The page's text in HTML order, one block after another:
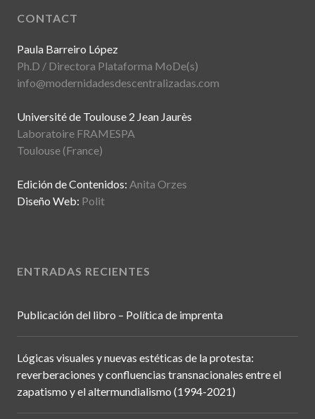
CONTACT
Paula Barreiro López
Ph.D / Directora Plataforma MoDe(s)
info@modernidadesdescentralizadas.com
Université de Toulouse 2 Jean Jaurès
Laboratoire FRAMESPA
Toulouse (France)
Edición de Contenidos: Anita Orzes
Diseño Web: Polit
ENTRADAS RECIENTES
Publicación del libro – Política de imprenta
Lógicas visuales y nuevas estéticas de la protesta:
reverberaciones y confluencias transnacionales entre el
zapatismo y el altermundialismo (1994-2021)